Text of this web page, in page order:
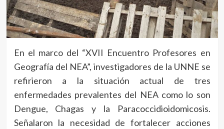
En el marco del “XVII Encuentro Profesores en
Geografía del NEA”, investigadores de la UNNE se
refirieron a la situación actual de tres
enfermedades prevalentes del NEA como lo son
Dengue, Chagas y la Paracoccidioidomicosis.
Señalaron la necesidad de fortalecer acciones